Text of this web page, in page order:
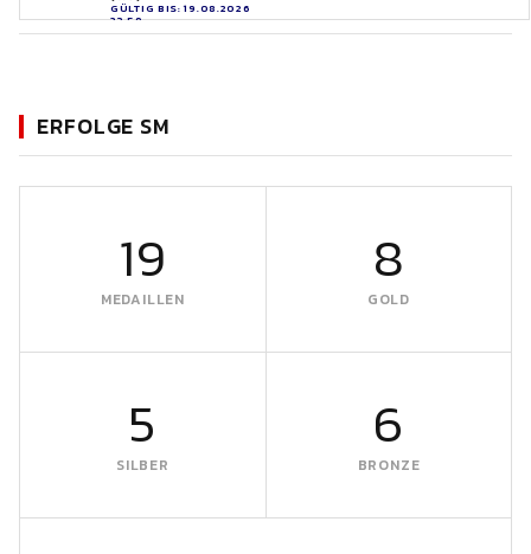
GÜLTIG BIS: 19.08.2026
23:59
ERFOLGE SM
19
MEDAILLEN
8
GOLD
5
SILBER
6
BRONZE